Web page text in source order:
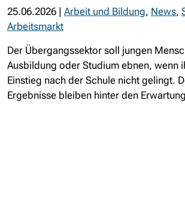
25.06.2026 | Arbeit und Bildung, News,
Arbeitsmarkt
Der Übergangssektor soll jungen
Ausbildung oder Studium ebnen, wenn
Einstieg nach der Schule nicht gelingt.
Ergebnisse bleiben hinter den